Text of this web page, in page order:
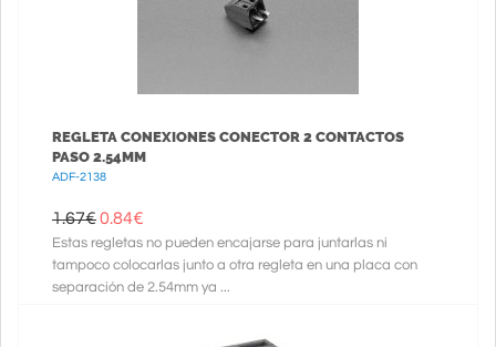
REGLETA CONEXIONES CONECTOR 2 CONTACTOS
PASO 2.54MM
ADF-2138
1.67€0.84€
Estas regletas no pueden encajarse para juntarlas ni
tampoco colocarlas junto a otra regleta en una placa con
separación de 2.54mm ya ...